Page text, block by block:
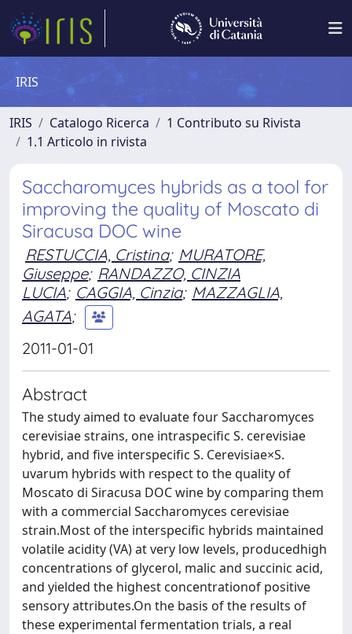
IRIS
IRIS Catalogo Ricerca
1 Contributo su Rivista
1.1 Articolo in rivista
Saccharomyces hybrids as a tool for
improving the quality of Moscato di
Siracusa DOC wine
RESTUCCIA, Cristina; MURATORE,
Giuseppe; RANDAZZO, CINZIA
LUCIA; CAGGIA, Cinzia; MAZZAGLIA,
AGATA;
2011-01-01
Abstract
The study aimed to evaluate four Saccharomyces
cerevisiae strains, one intraspecific S. cerevisiae
hybrid, and five interspecific S. Cerevisiae×S.
uvarum hybrids with respect to the quality of
Moscato di Siracusa DOC wine by comparing them
with a commercial Saccharomyces cerevisiae
strain.Most of the interspecific hybrids maintained
volatile acidity (VA) at very low levels, producedhigh
concentrations of glycerol, malic and succinic acid,
and yielded the highest concentrationof positive
sensory attributes.On the basis of the results of
these experimental fermentation trials, a real